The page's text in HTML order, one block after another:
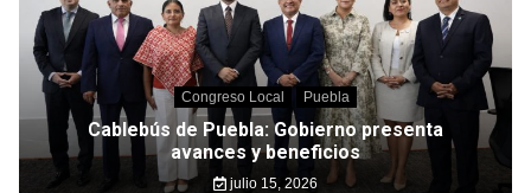
Congreso Local Puebla
Cablebús de Puebla: Gobierno presenta
avances y beneficios
julio 15, 2026